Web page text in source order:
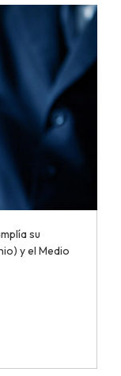
su
y el Medio